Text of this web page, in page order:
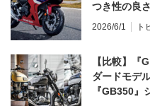
つき性の良
2026/6/1 ト
【比較】『
ダードモデ
『GB350』